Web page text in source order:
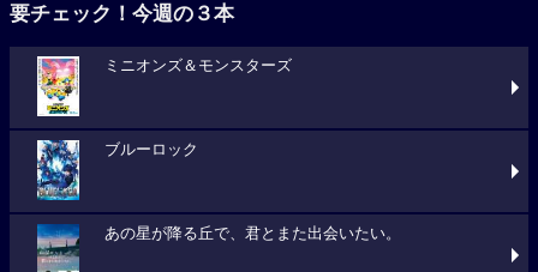
要チェック！今週の３本
ミニオンズ＆モンスターズ
ブルーロック
あの星が降る丘で、君とまた出会いたい。